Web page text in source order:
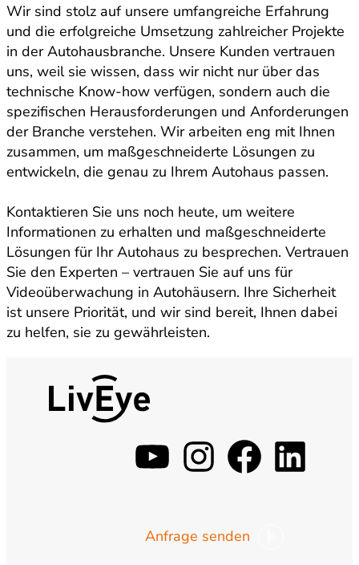
Wir sind stolz auf unsere umfangreiche Erfahrung
und die erfolgreiche Umsetzung zahlreicher Projekte
in der Autohausbranche. Unsere Kunden vertrauen
uns, weil sie wissen, dass wir nicht nur über das
technische Know-how verfügen, sondern auch die
spezifischen Herausforderungen und Anforderungen
der Branche verstehen. Wir arbeiten eng mit Ihnen
zusammen, um maßgeschneiderte Lösungen zu
entwickeln, die genau zu Ihrem Autohaus passen.
Kontaktieren Sie uns noch heute, um weitere
Informationen zu erhalten und maßgeschneiderte
Lösungen für Ihr Autohaus zu besprechen. Vertrauen
Sie den Experten – vertrauen Sie auf uns für
Videoüberwachung in Autohäusern. Ihre Sicherheit
ist unsere Priorität, und wir sind bereit, Ihnen dabei
zu helfen, sie zu gewährleisten.
y
u
s
Anfrage senden